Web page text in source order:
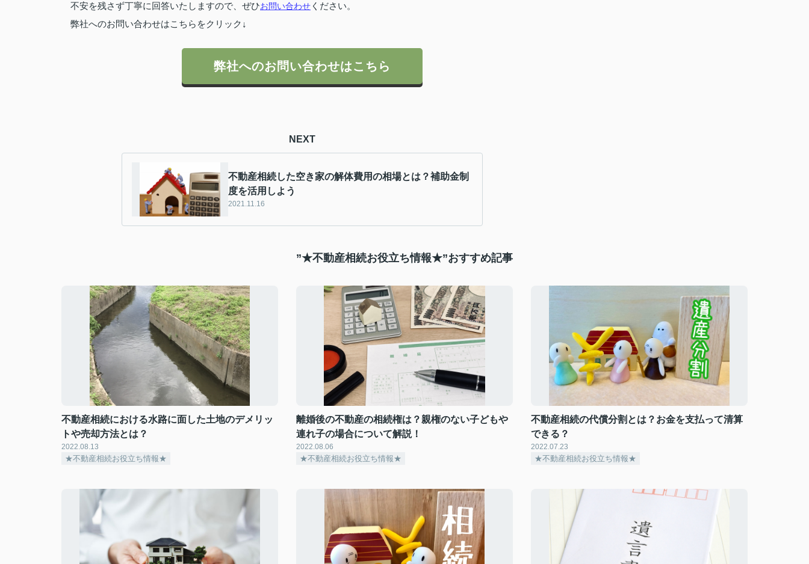
不安を残さず丁寧に回答いたしますので、ぜひお問い合わせ ください。
弊社へのお問い合わせはこちらをクリック↓
弊社へのお問い合わせはこちら
NEXT
不動産相続した空き家の解体費用の相場とは？補助金制
度を活用しよう
2021.11.16
”★不動産相続お役立ち情報★”おすすめ記事
不動産相続における水路に面した土地のデメリッ
トや売却方法とは？
2022.08.13
★不動産相続お役立ち情報★
離婚後の不動産の相続権は？親権のない子どもや
連れ子の場合について解説！
2022.08.06
★不動産相続お役立ち情報★
不動産相続の代償分割とは？お金を支払って清算
できる？
2022.07.23
★不動産相続お役立ち情報★